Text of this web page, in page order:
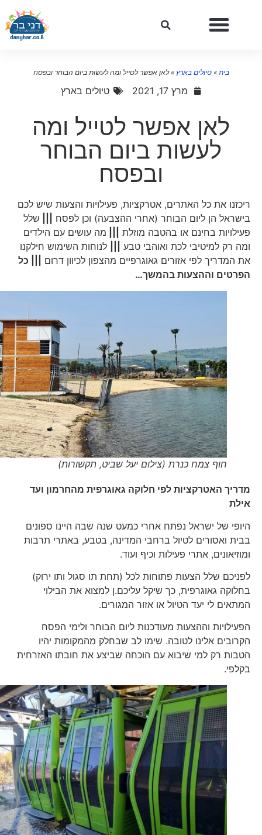
»טיולים בארץ»לאן אפשר לטייל ומה לעשות ביום הבוחר ובפסח
מרץ 17, 2021 טיולים בארץ
לאן אפשר לטייל ומה
לעשות ביום הבוחר
ובפסח
ריכזנו את כל האתרים, אטרקציות, פעילויות והצעות שיש לכם
בישראל הן ליום הבוחר (אחרי ההצבעה) וכן לפסח|||
שלל
פעילויות בחינם או בהטבה מוזלת|||
מה עושים עם הילדים
ומה רק למיטיבי לכת ואוהבי טבע|||
לנוחות השימוש חילקנו
את המדריך לפי אזורים גאוגרפיים מהצפון לכיוון דרום||| כל
הפרטים וההצעות בהמשך…
חוף צמח כנרת (צילום יעל שביט, תקשורות)
מדריך האטרקציות לפי חלוקה גאוגרפית מהחרמון ועד
אילת
היופי של ישראל נפתח אחרי כמעט שנה שבה היינו ספונים
בבית ואסורים לטיול ברחבי המדינה, בטבע, באתרי תרבות
ומוזיאונים, אתרי פעילות וכיף ועוד.
לפניכם שלל הצעות פתוחות לכל (תחת תו סגול ותו ירוק)
בחלוקה גאוגרפית, כך שיקל עליכם.ן למצוא את הבילוי
המתאים לי יעד הטיול או אזור המגורים.
הפעילויות וההצעות מעודכנות ליום הבוחר ולימי הפסח
הקרובים אלינו לטובה. שימו לב שבחלק מהמקומות יהיו
הטבות רק למי שיבוא עם הוכחה שביצע את חובתו האזרחית
בקלפי.